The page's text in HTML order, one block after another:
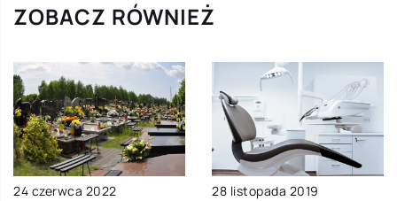
ZOBACZ RÓWNIEŻ
24 czerwca 2022 28 listopada 2019